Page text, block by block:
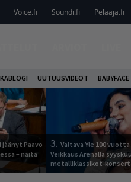
Voice.fi Soundi.fi Pelaaja.fi
UUTUUSVIDEOT BABYFACE
Paavo
– näitä
3. Valtava Yle 100
Veikkaus Arenalla
metalliklassikot-